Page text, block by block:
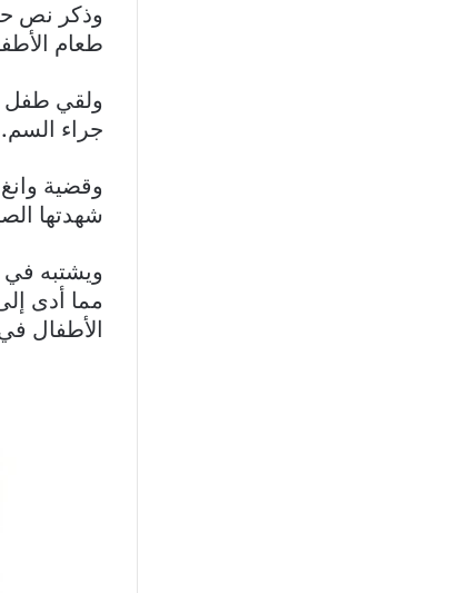
وذكر نص
طعام
جراء السم. وذكرت
وقضية
شهدتها
الأطفال